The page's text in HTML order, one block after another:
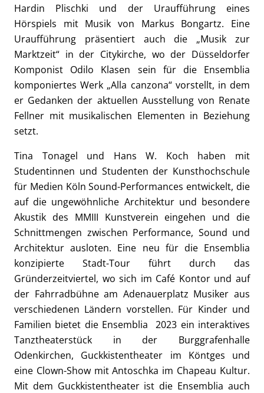
Hardin Plischki und der Uraufführung eines
Hörspiels mit Musik von Markus Bongartz. Eine
Uraufführung präsentiert auch die „Musik zur
Marktzeit“ in der Citykirche, wo der Düsseldorfer
Komponist Odilo Klasen sein für die Ensemblia
komponiertes Werk „Alla canzona“ vorstellt, in dem
er Gedanken der aktuellen Ausstellung von Renate
Fellner mit musikalischen Elementen in Beziehung
setzt.
Tina Tonagel und Hans W. Koch haben mit
Studentinnen und Studenten der Kunsthochschule
für Medien Köln Sound-Performances entwickelt, die
auf die ungewöhnliche Architektur und besondere
Akustik des MMIII Kunstverein eingehen und die
Schnittmengen zwischen Performance, Sound und
Architektur ausloten. Eine neu für die Ensemblia
konzipierte Stadt-Tour führt durch das
Gründerzeitviertel, wo sich im Café Kontor und auf
der Fahrradbühne am Adenauerplatz Musiker aus
verschiedenen Ländern vorstellen. Für Kinder und
Familien bietet die Ensemblia 2023 ein interaktives
Tanztheaterstück in der Burggrafenhalle
Odenkirchen, Guckkistentheater im Köntges und
eine Clown-Show mit Antoschka im Chapeau Kultur.
Mit dem Guckkistentheater ist die Ensemblia auch